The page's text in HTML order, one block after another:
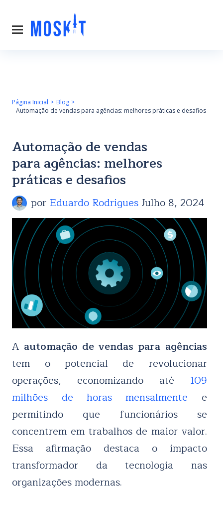
Página Inicial
Blog
Automação de vendas para agências: melhores práticas e desafios
Automação de vendas
para agências: melhores
práticas e desafios
por Eduardo Rodrigues Julho 8, 2024
A automação de vendas para agências
tem o potencial de revolucionar
operações, economizando até 109
milhões de horas mensalmente e
permitindo que funcionários se
concentrem em trabalhos de maior valor.
Essa afirmação destaca o impacto
transformador da tecnologia nas
organizações modernas.